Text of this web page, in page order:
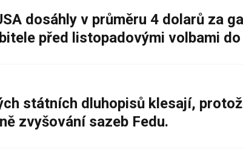
dosáhly v průměru 4 dolarů za
před listopadovými volbami
státních dluhopisů klesají,
zvyšování sazeb Fedu.